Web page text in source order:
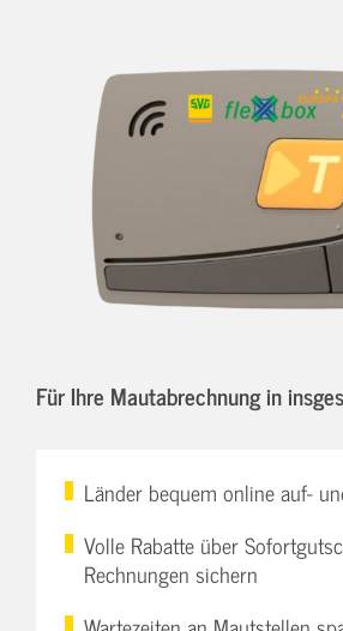
Für Ihre Mautabrechnung in
Länder bequem online auf-
Volle Rabatte über
Rechnungen sichern